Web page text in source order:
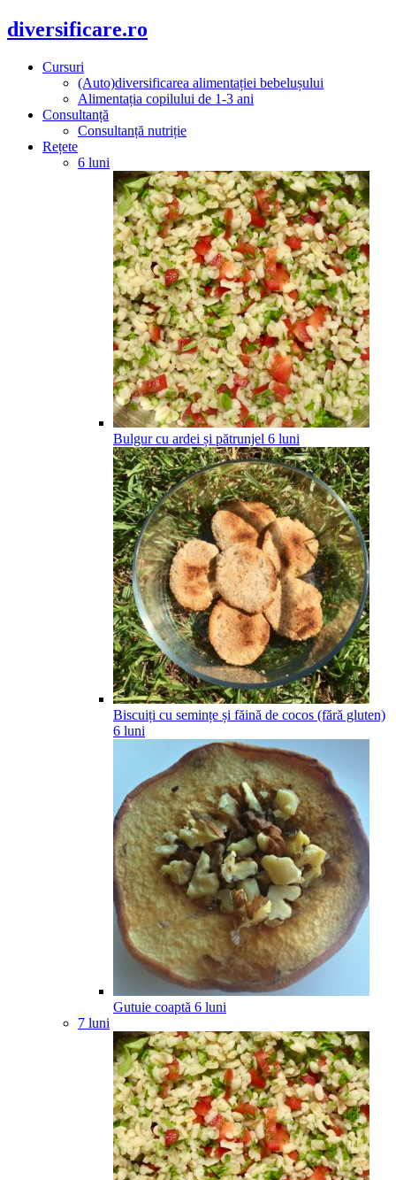
diversificare.ro
Cursuri
(Auto)diversificarea alimentației bebelușului
Alimentația copilului de 1-3 ani
Consultanță
Consultanță nutriție
Rețete
6 luni
Bulgur cu ardei și pătrunjel 6 luni
Biscuiți cu semințe și făină de cocos (fără gluten)
6 luni
Gutuie coaptă 6 luni
7 luni